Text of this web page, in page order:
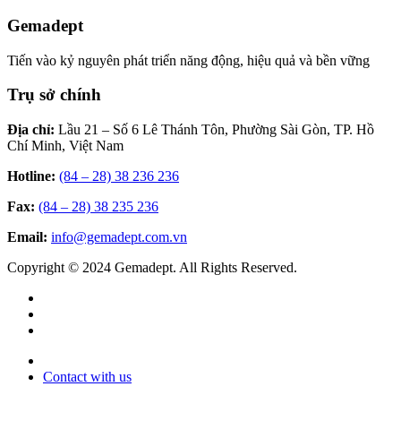
Gemadept
Tiến vào kỷ nguyên phát triển năng động, hiệu quả và bền vững
Trụ sở chính
Địa chỉ: Lầu 21 – Số 6 Lê Thánh Tôn, Phường Sài Gòn, TP. Hồ
Chí Minh, Việt Nam
Hotline: (84 – 28) 38 236 236
Fax: (84 – 28) 38 235 236
Email: info@gemadept.com.vn
Copyright © 2024 Gemadept. All Rights Reserved.
Contact with us